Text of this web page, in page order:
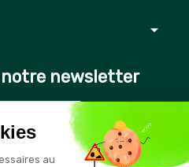
arrow_drop_down
newsletter
à tout moment en cliquant sur le
au